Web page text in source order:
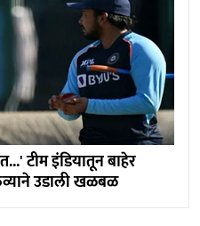
टीम इंडियातून बाहेर
उडाली खळबळ